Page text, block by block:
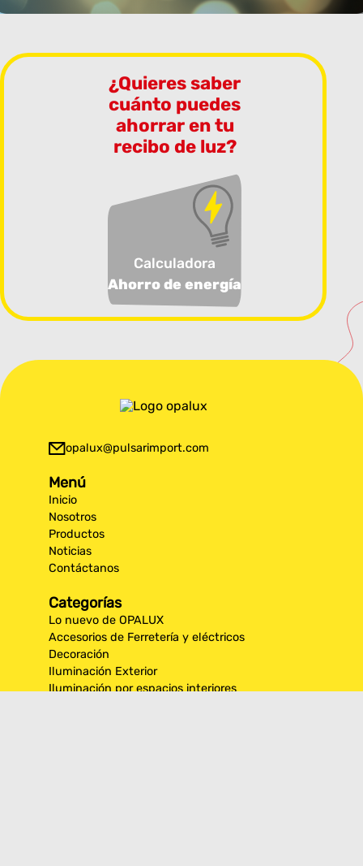
¿Quieres saber
cuánto puedes
ahorrar en tu
recibo de luz?
Calculadora
Ahorro de energía
opalux@pulsarimport.com
Menú
Inicio
Nosotros
Productos
Noticias
Contáctanos
Categorías
Lo nuevo de OPALUX
Accesorios de Ferretería y eléctricos
Decoración
Iluminación Exterior
Iluminación por espacios interiores